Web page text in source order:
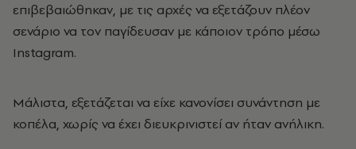
επιβεβαιώθηκαν, με τις αρχές να εξετάζουν πλέον
σενάριο να τον παγίδευσαν με κάποιον τρόπο μέσω
Instagram.
Μάλιστα, εξετάζεται να είχε κανονίσει συνάντηση με
κοπέλα, χωρίς να έχει διευκρινιστεί αν ήταν ανήλικη.